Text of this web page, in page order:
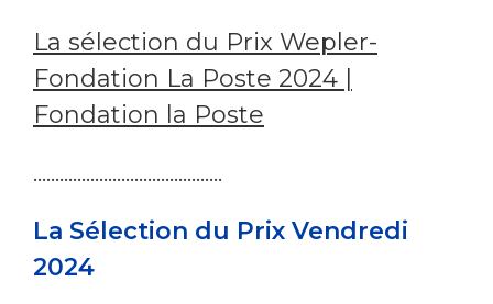
La sélection du Prix Wepler-
Fondation La Poste 2024 |
Fondation la Poste
...........................................
La Sélection du Prix Vendredi
2024